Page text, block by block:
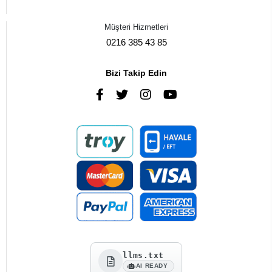
Müşteri Hizmetleri
0216 385 43 85
Bizi Takip Edin
llms.txt
AI READY